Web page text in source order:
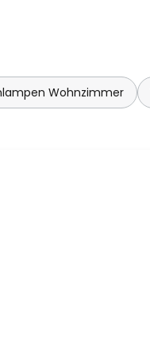
Wohnzimmer